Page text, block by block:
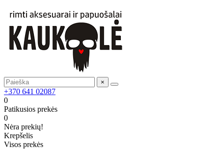
×
+370 641 02087
0
Patikusios prekės
0
Nėra prekių!
Krepšelis
Visos prekės